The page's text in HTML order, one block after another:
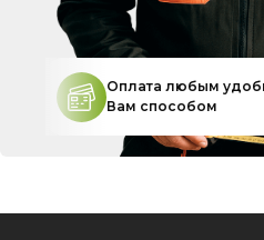
Оплата любым
Вам способом